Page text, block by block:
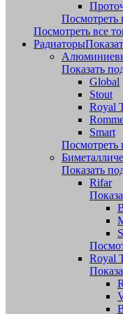
Посмотреть
Посмотреть все
Радиаторы
Показать
Global
Stout
Royal
Smart
Посмотреть
Показать
Rifar
Royal